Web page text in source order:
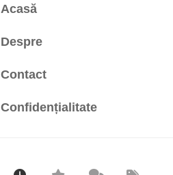
Acasă
Despre
Contact
Confidențialitate